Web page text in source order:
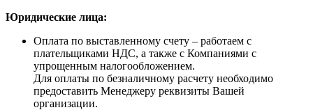
Юридические лица:
Оплата по выставленному счету – работаем с
плательщиками НДС, а также с Компаниями с
упрощенным налогообложением.
Для оплаты по безналичному расчету необходимо
предоставить Менеджеру реквизиты Вашей
организации.